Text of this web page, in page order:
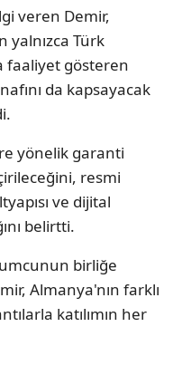
veren Demir,
Türk
faaliyet gösteren
da kapsayacak
yönelik garanti
resmi
ve dijital
belirtti.
birliğe
Almanya'nın farklı
katılımın her